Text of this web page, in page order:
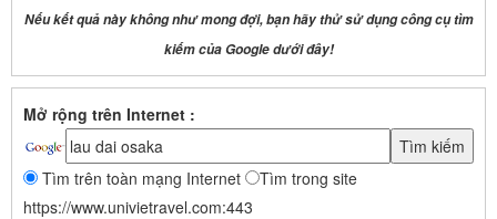
Nếu kết quả này không như mong đợi, bạn hãy thử sử dụng công cụ tìm
kiếm của Google dưới đây!
Mở rộng trên Internet :
Tìm trên toàn mạng Internet
Tìm trong site
https://www.univietravel.com:443